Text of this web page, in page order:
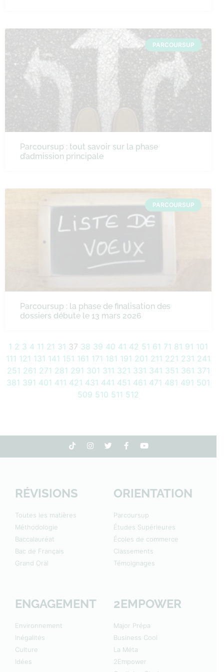
PARCOURSUP
Parcoursup : tout savoir sur la phase
d’admission principale
PARCOURSUP
Parcoursup : la phase de finalisation des
dossiers débute le 13 mars 2026
1 2 3 4 11 21 31 37 38 39 40 41 42 51 61 71 81 91 101
111 121 131 141 151 161 171 181 191 201 211 221 231 241
251 261 271 281 291 301 311 321 331 341 351 361 371
381 391 401 411 421 431 441 451 461 471 481 491 501
509 510 511 512
RÉVISIONS
Toutes les matières
Méthodologie
Baccalauréat
Bac de Français
Grand Oral
ORIENTATION
Parcoursup
Études Supérieures
Écoles de commerce
Classements
Témoignages
ENGAGEMENT
Environnement
Inégalités
Culture
Idées
2EMPOWER
Major Prépa
Business Cool
La Méta
2Empower